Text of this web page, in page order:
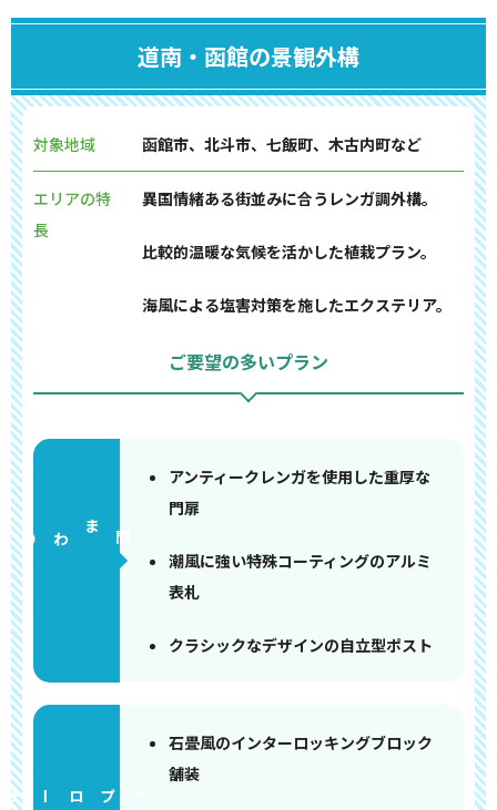
道南・函館の景観外構
対象地域 函館市、北斗市、七飯町、木古内町など
エリアの特
長
異国情緒ある街並みに合うレンガ調外構。
比較的温暖な気候を活かした植栽プラン。
海風による塩害対策を施したエクステリア。
ご要望の多いプラン
門まわり
アンティークレンガを使用した重厚な
門扉
潮風に強い特殊コーティングのアルミ
表札
クラシックなデザインの自立型ポスト
アプローチ
石畳風のインターロッキングブロック
舗装